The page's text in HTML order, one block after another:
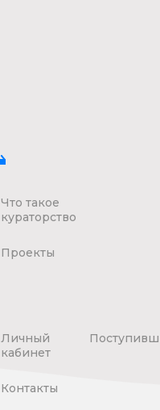
Что такое
кураторство
Проекты
Личный
кабинет
Контакты